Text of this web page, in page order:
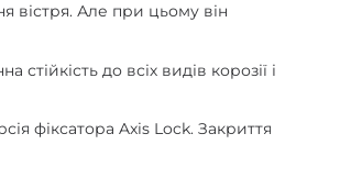
вістря. Але при цьому він
до всіх видів корозії і
фіксатора Axis Lock. Закриття